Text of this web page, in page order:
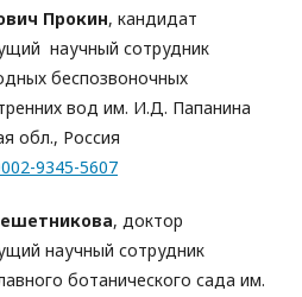
Прокин, кандидат
научный сотрудник
беспозвоночных
вод им. И.Д. Папанина
обл., Россия
9345-5607
, доктор
научный сотрудник
ботанического сада им.